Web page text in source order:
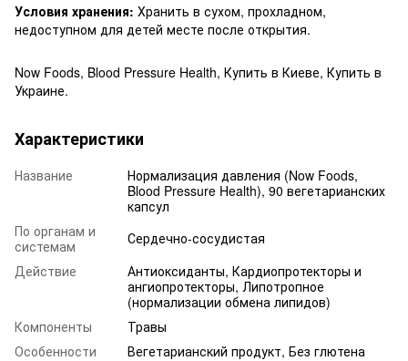
Условия хранения: Хранить в сухом, прохладном,
недоступном для детей месте после открытия.
Now Foods, Blood Pressure Health, Купить в Киеве, Купить в
Украине.
Характеристики
Название
Нормализация давления (Now Foods,
Blood Pressure Health), 90 вегетарианских
капсул
По органам и
системам
Сердечно-сосудистая
Действие
Антиоксиданты, Кардиопротекторы и
ангиопротекторы, Липотропное
(нормализации обмена липидов)
Компоненты
Травы
Особенности
Вегетарианский продукт, Без глютена